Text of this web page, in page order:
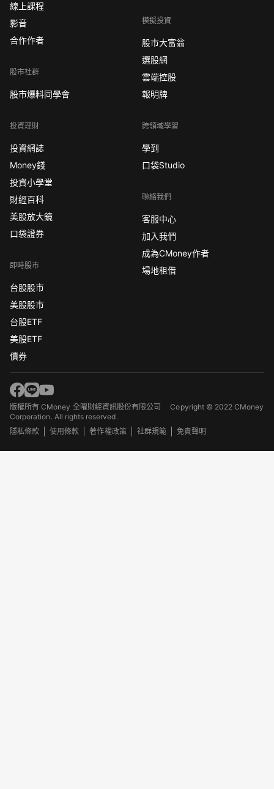
線上課程
影音
合作作者
股市社群
股市爆料同學會
投資理財
投資網誌
Money錢
投資小學堂
財經百科
美股放大鏡
口袋證券
即時股市
台股股市
美股股市
台股ETF
美股ETF
債券
模擬投資
股市大富翁
選股網
雲端控股
報明牌
跨領域學習
學到
口袋Studio
聯絡我們
客服中心
加入我們
成為CMoney作者
場地租借
版權所有 CMoney 全曜財經資訊股份有限公司Copyright © 2022 CMoney
Corporation. All rights reserved.
隱私條款
使用條款 著作權政策 社群規範 免責聲明